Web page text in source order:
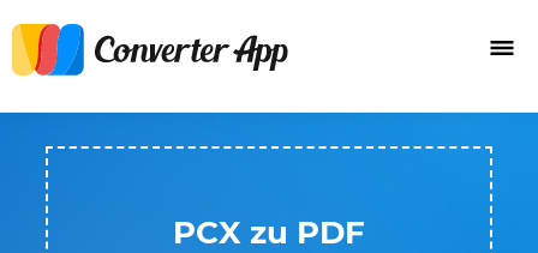
PCX zu PDF